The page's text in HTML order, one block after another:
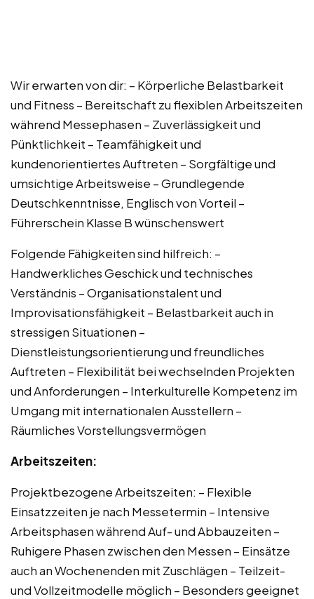
Wir erwarten von dir: – Körperliche Belastbarkeit
und Fitness – Bereitschaft zu flexiblen Arbeitszeiten
während Messephasen – Zuverlässigkeit und
Pünktlichkeit – Teamfähigkeit und
kundenorientiertes Auftreten – Sorgfältige und
umsichtige Arbeitsweise – Grundlegende
Deutschkenntnisse, Englisch von Vorteil –
Führerschein Klasse B wünschenswert
Folgende Fähigkeiten sind hilfreich: –
Handwerkliches Geschick und technisches
Verständnis – Organisationstalent und
Improvisationsfähigkeit – Belastbarkeit auch in
stressigen Situationen –
Dienstleistungsorientierung und freundliches
Auftreten – Flexibilität bei wechselnden Projekten
und Anforderungen – Interkulturelle Kompetenz im
Umgang mit internationalen Ausstellern –
Räumliches Vorstellungsvermögen
Arbeitszeiten:
Projektbezogene Arbeitszeiten: – Flexible
Einsatzzeiten je nach Messetermin – Intensive
Arbeitsphasen während Auf- und Abbauzeiten –
Ruhigere Phasen zwischen den Messen – Einsätze
auch an Wochenenden mit Zuschlägen – Teilzeit-
und Vollzeitmodelle möglich – Besonders geeignet